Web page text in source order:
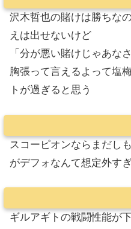
沢木哲也の賭けは勝ちな
えは出せないけど
「分が悪い賭けじゃあな
胸張って言えるよって塩
トが過ぎると思う
スコーピオンならまだし
がデフォなんて想定外す
ギルアギトの戦闘性能が